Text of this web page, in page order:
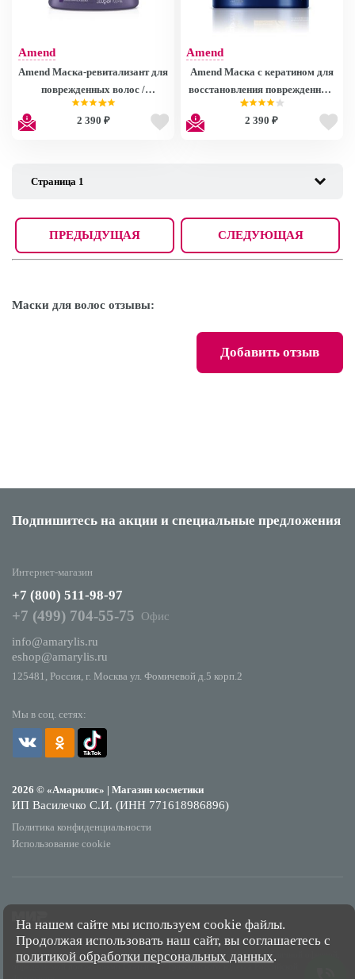
Amend
Amend Маска-ревитализант для
поврежденных волос /
Intensifier Reconstruction 300 мл
2 390 ₽
Amend
Amend Маска с кератином для
восстановления поврежденных
Keratin Repositioning Gold
2 390 ₽
ПРЕДЫДУЩАЯ СЛЕДУЮЩАЯ
Маски для волос отзывы:
Добавить отзыв
Подпишитесь на акции и специальные предложения
Мы в соц. сетях:
2026 © «Амарилис» | Магазин косметики
ИП Василечко С.И. (ИНН 771618986896)
Политика конфиденциальности
Использование cookie
Интернет-магазин
+7 (800) 511-98-97
+7 (499) 704-55-75
Офис
info@amarylis.ru
eshop@amarylis.ru
125481, Россия, г. Москва ул. Фомичевой д.5 корп.2
*Обращаем Ваше внимание на то, что данный интернет-сайт носит исключительно
информационный характер и ни при каких условиях не является публичной офертой,
определяемой положениями Статьи 437 Гражданского кодекса Российской
На нашем сайте мы используем cookie файлы.
Продолжая использовать наш сайт, вы соглашаетесь с
политикой обработки персональных данных.